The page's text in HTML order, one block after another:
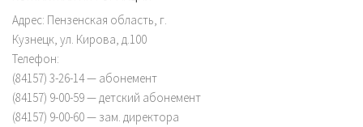
Адрес: Пензенская область, г.
Кузнецк, ул. Кирова, д.100
Телефон:
(84157) 3-26-14 — абонемент
(84157) 9-00-59 — детский абонемент
(84157) 9-00-60 — зам. директора